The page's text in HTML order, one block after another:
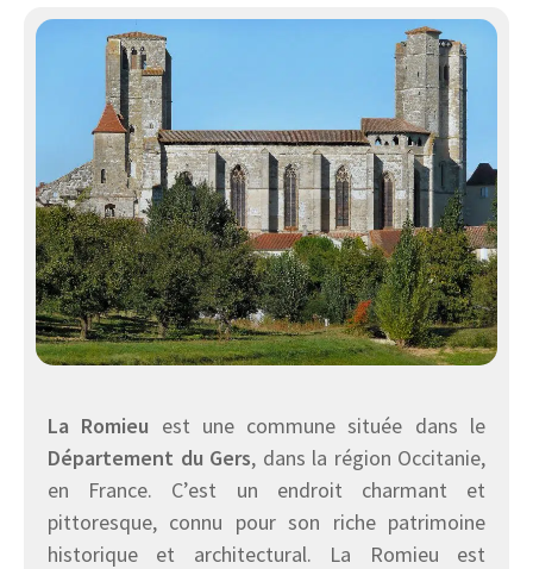
La Romieu est une commune située dans le
Département du Gers, dans la région Occitanie,
en France. C’est un endroit charmant et
pittoresque, connu pour son riche patrimoine
historique et architectural. La Romieu est